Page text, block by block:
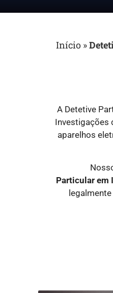
Início »
A Detetive
Investigações
aparelhos
Particular em